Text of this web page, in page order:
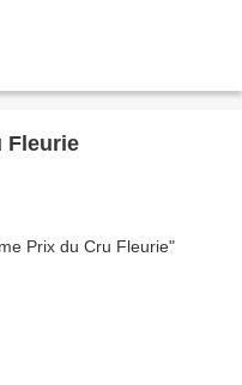
Fleurie